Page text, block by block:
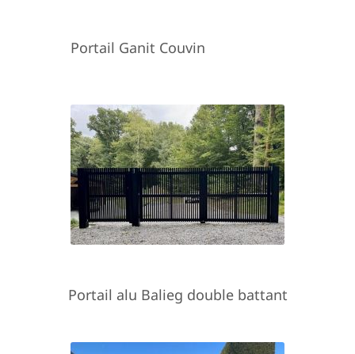
Portail Ganit Couvin
Portail alu Balieg double battant